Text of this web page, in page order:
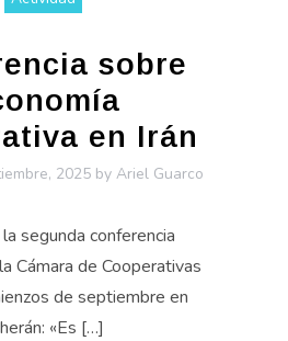
sobre
en Irán
2025by Ariel Guarco
segunda conferencia
Cámara de Cooperativas
de septiembre en
«Es […]